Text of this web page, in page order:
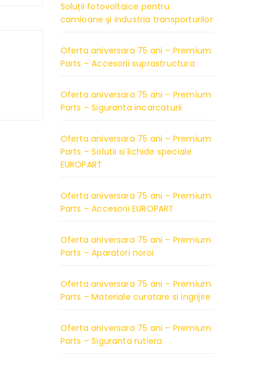
Soluții fotovoltaice pentru
camioane și industria transporturilor
Oferta aniversara 75 ani – Premium
Parts – Accesorii suprastructura
Oferta aniversara 75 ani – Premium
Parts – Siguranta incarcaturii
Oferta aniversara 75 ani – Premium
Parts – Solutii si lichide speciale
EUROPART
Oferta aniversara 75 ani – Premium
Parts – Accesorii EUROPART
Oferta aniversara 75 ani – Premium
Parts – Aparatori noroi
Oferta aniversara 75 ani – Premium
Parts – Materiale curatare si ingrijire
Oferta aniversara 75 ani – Premium
Parts – Siguranta rutiera